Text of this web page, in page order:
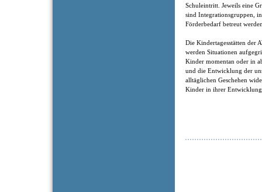
Schuleintritt. Jeweils eine
sind Integrationsgruppen,
Förderbedarf betreut
Die Kindertagesstätten der
werden Situationen
Kinder momentan oder in
und die Entwicklung der
alltäglichen Geschehen
Kinder in ihrer